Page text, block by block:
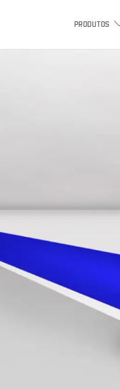
PRODUTOS